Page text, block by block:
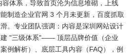
体系，导致首页沦为信息堆砌，上线
制造企业官网 3 个月未更新，百度抓取
。专业团队强调：内容是深圳网站设计
建 "三级体系"—— 顶层品牌价值（企业
例解析）、底层工具内容（FAQ），例